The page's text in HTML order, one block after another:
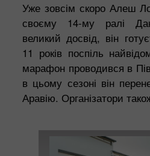
Уже зовсім скоро Алеш
своєму 14-му ралі
великий досвід, він
11 років поспіль
марафон проводився в
в цьому сезоні він
Аравію. Організатори